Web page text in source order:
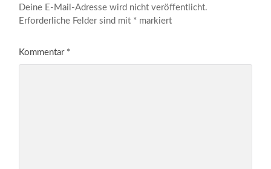
Deine E-Mail-Adresse wird nicht veröffentlicht.
Erforderliche Felder sind mit * markiert
Kommentar *